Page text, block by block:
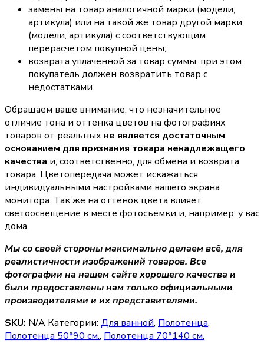
замены на товар аналогичной марки (модели,
артикула) или на такой же товар другой марки
(модели, артикула) с соответствующим
перерасчетом покупной цены;
возврата уплаченной за товар суммы, при этом
покупатель должен возвратить товар с
недостатками.
Обращаем ваше внимание, что незначительное
отличие тона и оттенка цветов на фотографиях
товаров от реальных не является достаточным
основанием для признания товара ненадлежащего
качества и, соответственно, для обмена и возврата
товара. Цветопередача может искажаться
индивидуальными настройками вашего экрана
монитора. Так же на оттенок цвета влияет
светоосвещение в месте фотосъемки и, например, у вас
дома.
Мы со своей стороны максимально делаем всё, для
реалистичности изображений товаров. Все
фотографии на нашем сайте хорошего качества и
были предоставлены нам только официальными
производителями и их представителями.
SKU: N/A Категории: Для ванной, Полотенца,
Полотенца 50*90 см., Полотенца 70*140 см.